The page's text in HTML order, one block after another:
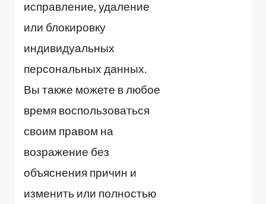
исправление, удаление
или блокировку
индивидуальных
персональных данных.
Вы также можете в любое
время воспользоваться
своим правом на
возражение без
объяснения причин и
изменить или полностью